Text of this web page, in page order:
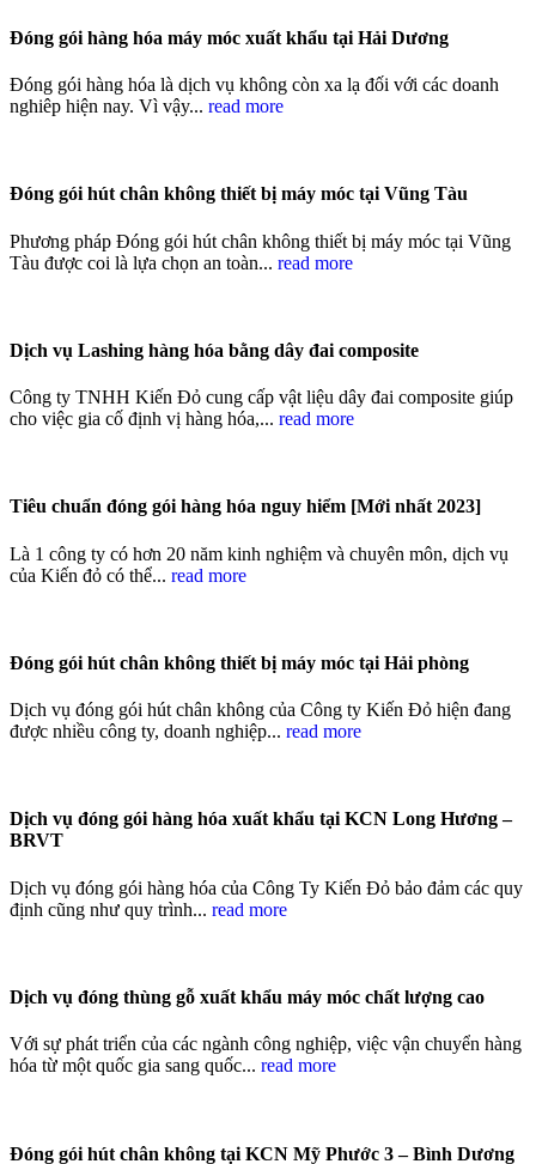
Đóng gói hàng hóa máy móc xuất khẩu tại Hải Dương
Đóng gói hàng hóa là dịch vụ không còn xa lạ đối với các doanh
nghiêp hiện nay. Vì vậy... read more
Đóng gói hút chân không thiết bị máy móc tại Vũng Tàu
Phương pháp Đóng gói hút chân không thiết bị máy móc tại Vũng
Tàu được coi là lựa chọn an toàn... read more
Dịch vụ Lashing hàng hóa bằng dây đai composite
Công ty TNHH Kiến Đỏ cung cấp vật liệu dây đai composite giúp
cho việc gia cố định vị hàng hóa,... read more
Tiêu chuẩn đóng gói hàng hóa nguy hiểm [Mới nhất 2023]
Là 1 công ty có hơn 20 năm kinh nghiệm và chuyên môn, dịch vụ
của Kiến đỏ có thể... read more
Đóng gói hút chân không thiết bị máy móc tại Hải phòng
Dịch vụ đóng gói hút chân không của Công ty Kiến Đỏ hiện đang
được nhiều công ty, doanh nghiệp... read more
Dịch vụ đóng gói hàng hóa xuất khẩu tại KCN Long Hương –
BRVT
Dịch vụ đóng gói hàng hóa của Công Ty Kiến Đỏ bảo đảm các quy
định cũng như quy trình... read more
Dịch vụ đóng thùng gỗ xuất khẩu máy móc chất lượng cao
Với sự phát triển của các ngành công nghiệp, việc vận chuyển hàng
hóa từ một quốc gia sang quốc... read more
Đóng gói hút chân không tại KCN Mỹ Phước 3 – Bình Dương